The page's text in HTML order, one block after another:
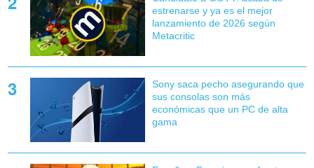
estrenarse y ya es el mejor
lanzamiento de 2026 según
Metacritic
Sony saca pecho asegurando que
sus consolas son más
económicas que un PC de alta
gama